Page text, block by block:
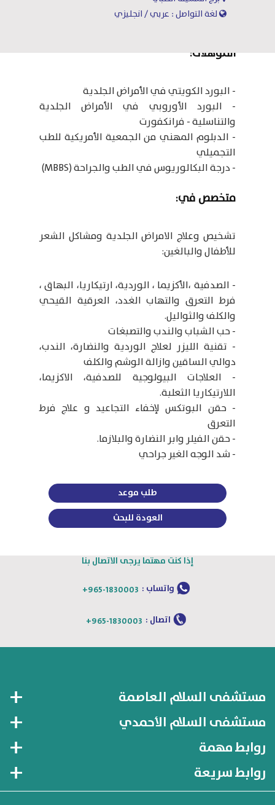
لغة التواصل : عربي / انجليزي
المؤهلات:
- البورد الكويتي في الأمراض الجلدية
- البورد الأوروبي في الأمراض الجلدية
والتناسلية - فرانكفورت
- الدبلوم المهني من الجمعية الأمريكية للطب
التجميلي
- درجة البكالوريوس في الطب والجراحة (MBBS)
متخصص في:
تشخيص وعلاج الامراض الجلدية ومشاكل الشعر
للأطفال والبالغين:
- الصدفية ،الأكزيما ، الوردية، ارتيكاريا، البهاق ،
فرط التعرق والتهاب الغدد، العرقية القيحي
والكلف والثواليل.
- حب الشباب والندب والتصبغات
- تقنية الليزر لعلاج الوردية والنضارة، الندب،
دوالي الساقين وازالة الوشم والكلف
- العلاجات البيولوجية للصدفية، الاكزيما،
اللارتيكاريا الثعلبة.
- حقن البوتكس لإخفاء التجاعيد و علاج فرط
التعرق
- حقن الفيلر وابر النضارة والبلازما.
- شد الوجه الغير جراحي
طلب موعد
العودة للبحث
إذا كنت مهتما يرجى الاتصال بنا
واتساب : +965-1830003
اتصال : +965-1830003
مستشفى السلام العاصمة
مستشفى السلام الأحمدي
روابط مهمة
روابط سريعة